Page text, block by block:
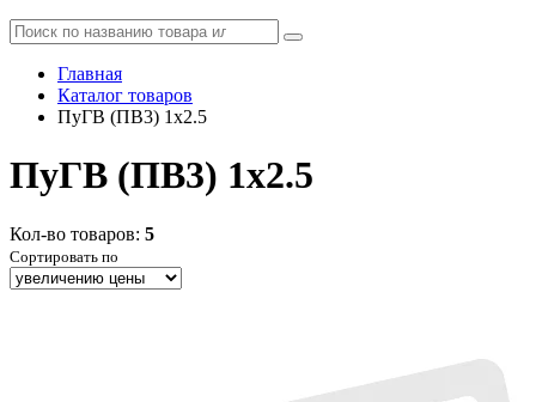
Главная
Каталог товаров
ПуГВ (ПВ3) 1x2.5
ПуГВ (ПВ3) 1x2.5
Кол-во товаров: 5
Сортировать по